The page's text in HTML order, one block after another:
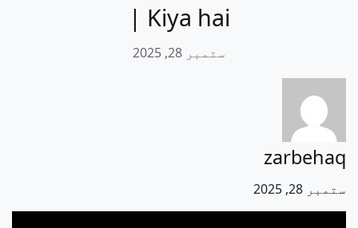
Kiya hai |
ستمبر 28, 2025
zarbehaq
ستمبر 28, 2025